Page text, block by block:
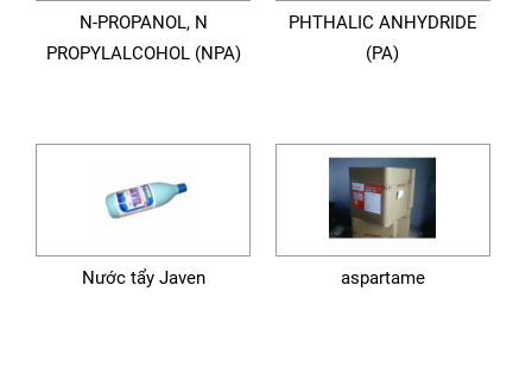
N-PROPANOL, N
PROPYLALCOHOL (NPA)
PHTHALIC ANHYDRIDE
(PA)
Nước tẩy Javen aspartame